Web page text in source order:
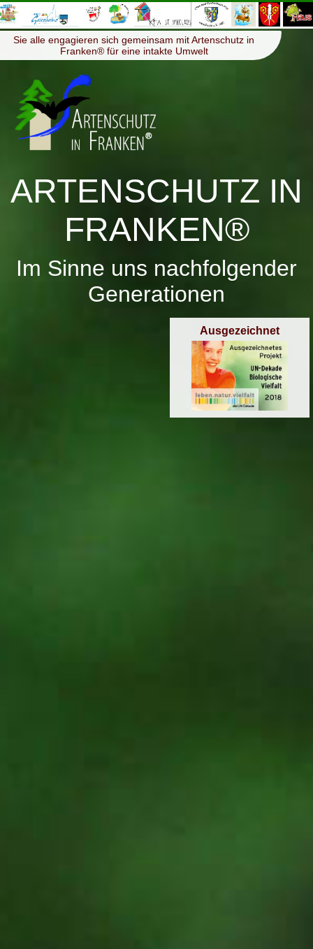
Menü ≡
Sie alle engagieren sich gemeinsam mit Artenschutz in
Franken® für eine intakte Umwelt
ARTENSCHUTZ IN
FRANKEN®
Im Sinne uns nachfolgender
Generationen
Ausgezeichnet